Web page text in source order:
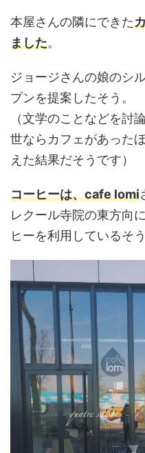
本屋さんの隣にできた
ました。
ジョージさんの娘のシ
プンを提案したそう。
（文学のことなどを討
世ならカフェがあった
えた結果だそうです）
コーヒーは、cafe lomi
レクール寺院の東方向
ヒーを利用しているそう